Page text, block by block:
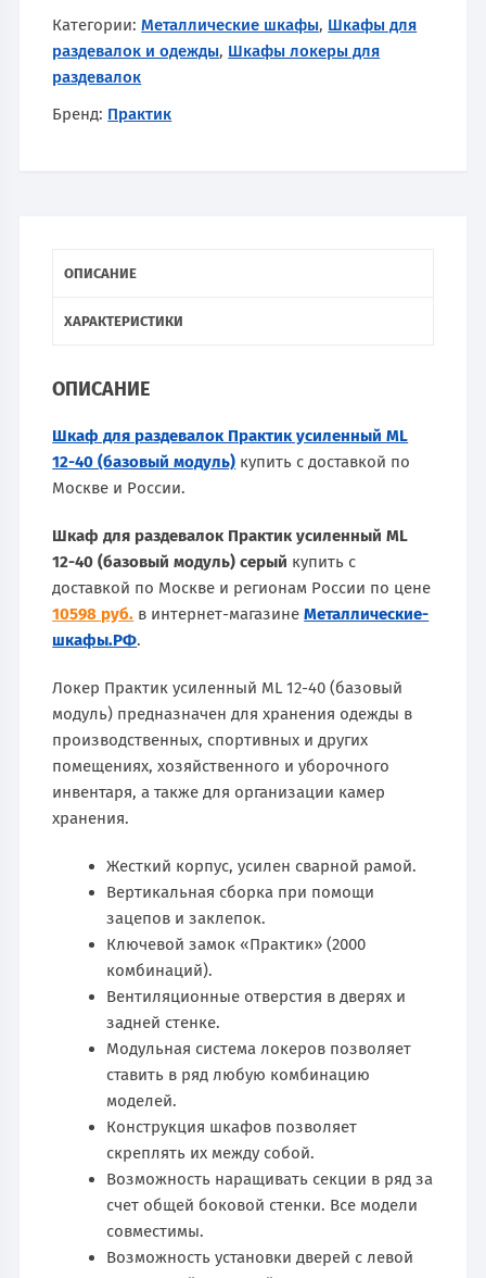
Категории:Металлические шкафы, Шкафы для
раздевалок и одежды, Шкафы локеры для
раздевалок
Бренд: Практик
ОПИСАНИЕ
ХАРАКТЕРИСТИКИ
ОПИСАНИЕ
Шкаф для раздевалок Практик усиленный ML
12-40 (базовый модуль) купить с доставкой по
Москве и России.
Шкаф для раздевалок Практик усиленный ML
12-40 (базовый модуль) серый купить с
доставкой по Москве и регионам России по цене
10598 руб. в интернет-магазинеМеталлические-
шкафы.РФ.
Локер Практик усиленный ML 12-40 (базовый
модуль) предназначен для хранения одежды в
производственных, спортивных и других
помещениях, хозяйственного и уборочного
инвентаря, а также для организации камер
хранения.
Жесткий корпус, усилен сварной рамой.
Вертикальная сборка при помощи
зацепов и заклепок.
Ключевой замок «Практик» (2000
комбинаций).
Вентиляционные отверстия в дверях и
задней стенке.
Модульная система локеров позволяет
ставить в ряд любую комбинацию
моделей.
Конструкция шкафов позволяет
скреплять их между собой.
Возможность наращивать секции в ряд за
счет общей боковой стенки. Все модели
совместимы.
Возможность установки дверей с левой